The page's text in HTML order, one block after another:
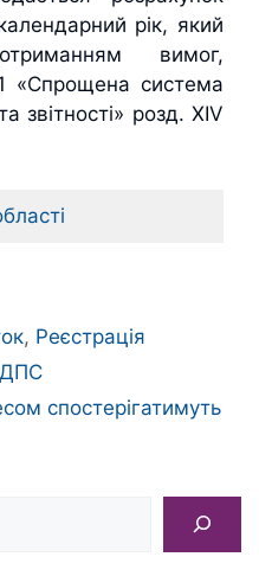
рік, який
вимог,
«Спрощена система
звітності» розд. XIV
, Реєстрація
ДПС
спостерігатимуть